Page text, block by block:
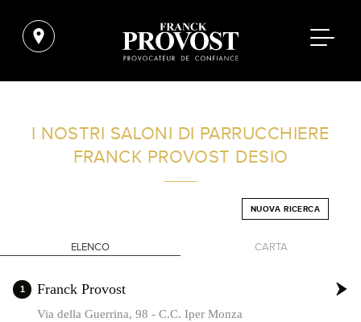
FILTRI AVANZATI
I NOSTRI SALONI DI PARRUCCHIERE
FRANCK PROVOST DESIO
NUOVA RICERCA
ELENCO CARTA
+
1 Franck Provost
Via della Guerrina, 98 - C.C. Iper Monza